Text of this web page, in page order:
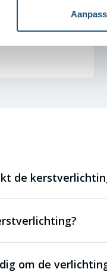
ervaren.
Dankzij de
We zijn
de
om de